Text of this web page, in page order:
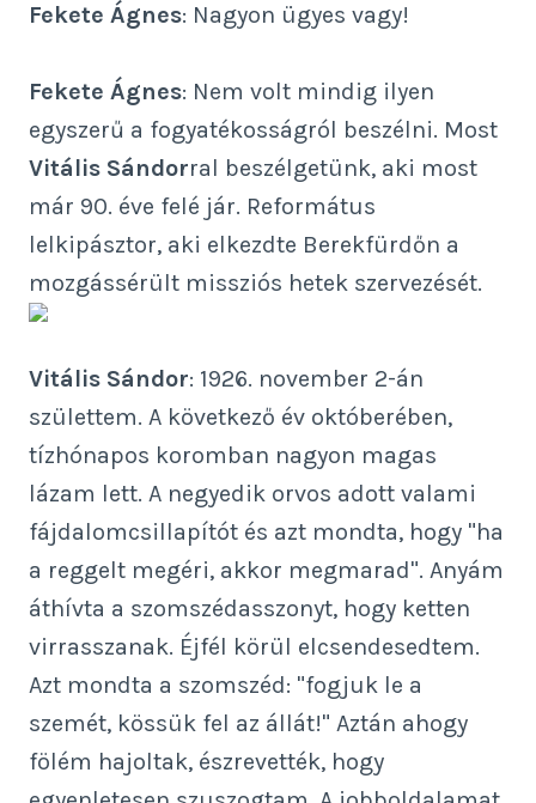
Fekete Ágnes: Nagyon ügyes vagy!
Fekete Ágnes: Nem volt mindig ilyen
egyszerű a fogyatékosságról beszélni. Most
Vitális Sándorral beszélgetünk, aki most
már 90. éve felé jár. Református
lelkipásztor, aki elkezdte Berekfürdőn a
mozgássérült missziós hetek szervezését.
Vitális Sándor: 1926. november 2-án
születtem. A következő év októberében,
tízhónapos koromban nagyon magas
lázam lett. A negyedik orvos adott valami
fájdalomcsillapítót és azt mondta, hogy "ha
a reggelt megéri, akkor megmarad". Anyám
áthívta a szomszédasszonyt, hogy ketten
virrasszanak. Éjfél körül elcsendesedtem.
Azt mondta a szomszéd: "fogjuk le a
szemét, kössük fel az állát!" Aztán ahogy
fölém hajoltak, észrevették, hogy